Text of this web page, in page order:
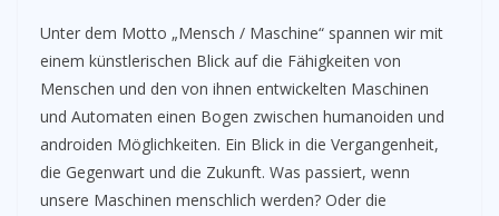
Unter dem Motto „Mensch / Maschine“ spannen wir mit
einem künstlerischen Blick auf die Fähigkeiten von
Menschen und den von ihnen entwickelten Maschinen
und Automaten einen Bogen zwischen humanoiden und
androiden Möglichkeiten. Ein Blick in die Vergangenheit,
die Gegenwart und die Zukunft. Was passiert, wenn
unsere Maschinen menschlich werden? Oder die